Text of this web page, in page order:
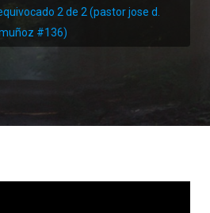
2 de 2 (pastor jose d.
#136)